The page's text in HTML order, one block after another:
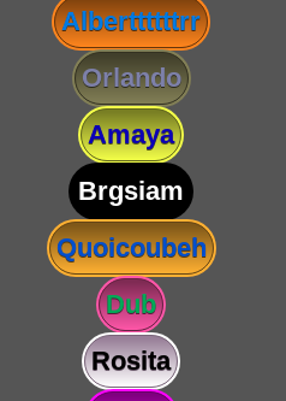
Alberttttttrr
Orlando
Amaya
Brgsiam
Quoicoubeh
Dub
Rosita